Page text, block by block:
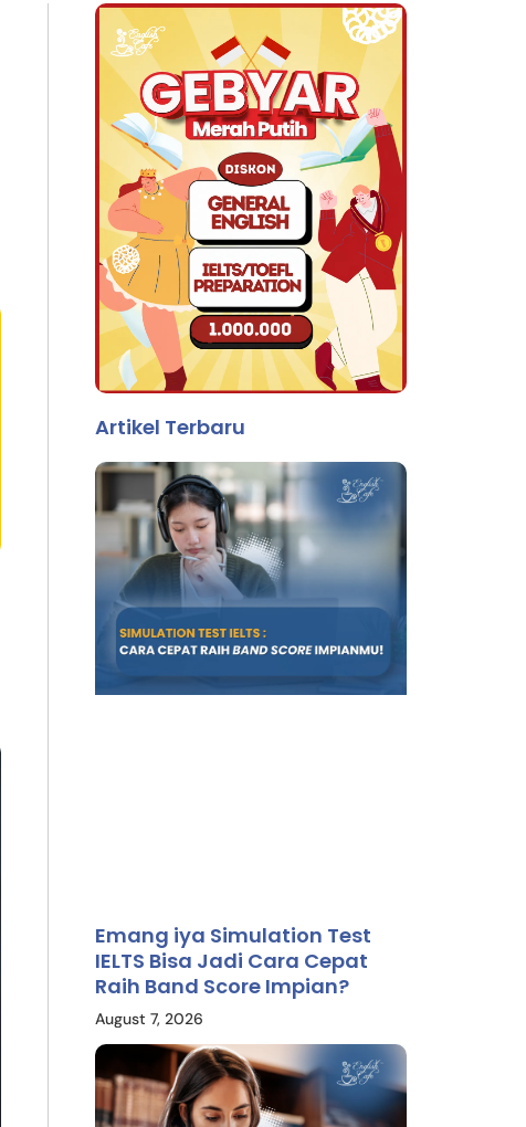
Artikel Terbaru
Emang iya Simulation Test
IELTS Bisa Jadi Cara Cepat
Raih Band Score Impian?
August 7, 2026